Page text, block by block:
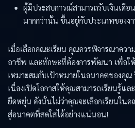
ผู้มีประสบการณ์สามารถรับเงินเดือ
มากกว่านั้น ขึ้นอยู่กับประเภทของง
เมื่อเลือกคณะเรียน คุณควรพิจารณาควา
อาชีพ และทักษะที่ต้องการพัฒนา เพื่อใ
เหมาะสมกับเป้าหมายในอนาคตของคุณ
เนื่องเปิดโอกาสให้คุณสามารถเรียนรู้แ
ยืดหยุ่น ดังนั้นไม่ว่าคุณจะเลือกเรียนในค
สู่อนาคตที่สดใสได้อย่างแน่นอน!